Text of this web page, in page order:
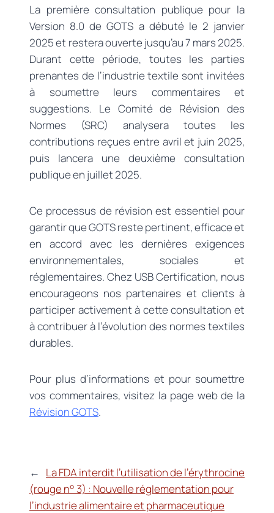
La première consultation publique pour la
Version 8.0 de GOTS a débuté le 2 janvier
2025 et restera ouverte jusqu’au 7 mars 2025.
Durant cette période, toutes les parties
prenantes de l’industrie textile sont invitées
à soumettre leurs commentaires et
suggestions. Le Comité de Révision des
Normes (SRC) analysera toutes les
contributions reçues entre avril et juin 2025,
puis lancera une deuxième consultation
publique en juillet 2025.
Ce processus de révision est essentiel pour
garantir que GOTS reste pertinent, efficace et
en accord avec les dernières exigences
environnementales, sociales et
réglementaires. Chez USB Certification, nous
encourageons nos partenaires et clients à
participer activement à cette consultation et
à contribuer à l’évolution des normes textiles
durables.
Pour plus d’informations et pour soumettre
vos commentaires, visitez la page web de la
Révision GOTS.
←
La FDA interdit l’utilisation de l’érythrocine
(rouge n° 3) : Nouvelle réglementation pour
l’industrie alimentaire et pharmaceutique